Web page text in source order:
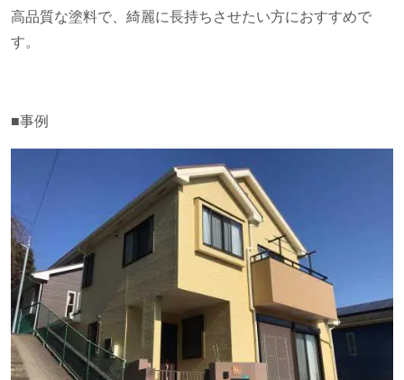
高品質な塗料で、綺麗に長持ちさせたい方におすすめで
す。
■事例